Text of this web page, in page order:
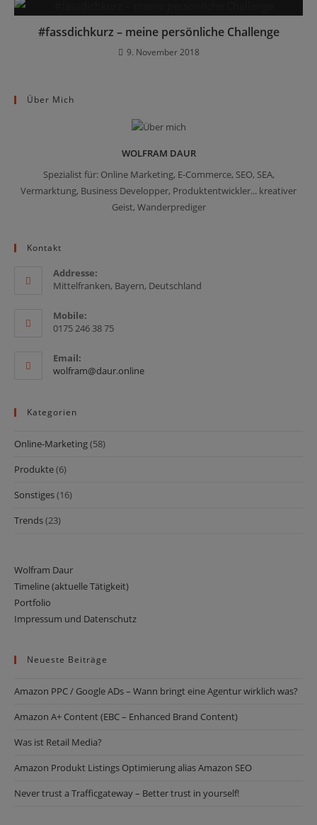
#fassdichkurz – meine persönliche Challenge
9. November 2018
Über Mich
WOLFRAM DAUR
Spezialist für: Online Marketing, E-Commerce, SEO, SEA,
Vermarktung, Business Developper, Produktentwickler... kreativer
Geist, Wanderprediger
Kontakt
Addresse:
Mittelfranken, Bayern, Deutschland
Mobile:
0175 246 38 75
Email:
wolfram@daur.onlineOpens
Kategorien
Online-Marketing(58)
Produkte(6)
Sonstiges(16)
Trends(23)
Wolfram Daur
Timeline (aktuelle Tätigkeit)
Portfolio
Impressum und Datenschutz
Neueste Beiträge
Amazon PPC / Google ADs – Wann bringt eine Agentur wirklich was?
Amazon ­­­A+ Content (EBC – Enhanced Brand Content)
Was ist Retail Media?
Amazon Produkt Listings Optimierung alias Amazon SEO
Never trust a Trafficgateway – Better trust in yourself!